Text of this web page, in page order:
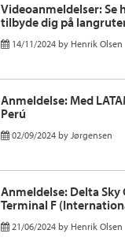
Videoanmeldelser: Se
tilbyde dig på
14/11/2024 by Henrik Olsen
Anmeldelse: Med
Perú
02/09/2024 by Jørgensen
Anmeldelse: Delta Sky
Terminal F
21/06/2024 by Henrik Olsen